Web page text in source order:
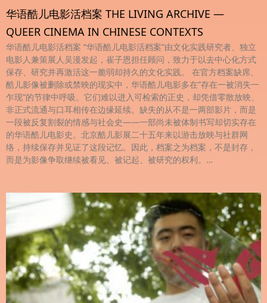
华语酷儿电影活档案 THE LIVING ARCHIVE —
QUEER CINEMA IN CHINESE CONTEXTS
华语酷儿电影活档案 “华语酷儿电影活档案”由文化实践研究者、独立
电影人兼策展人吴漫发起，崔子恩担任顾问，致力于以去中心化方式
保存、研究并再激活这一脆弱却持久的文化实践。 在官方档案缺席、
酷儿影像被删除或禁映的现实中，华语酷儿电影多在”存在一被消失一
乍现”的节律中呼吸。它们难以进入可检索的正史，却凭借零散放映、
非正式流通与口耳相传在边缘延续。缺失的从不是一两部影片，而是
一段被反复割裂的情感与社会史——一部尚未被体制书写却切实存在
的华语酷儿电影史。北京酷儿影展二十五年来以游击放映与社群网
络，持续保存并见证了这段记忆。因此，档案之为档案，不是封存，
而是为影像争取继续被看见、被记起、被研究的权利。…